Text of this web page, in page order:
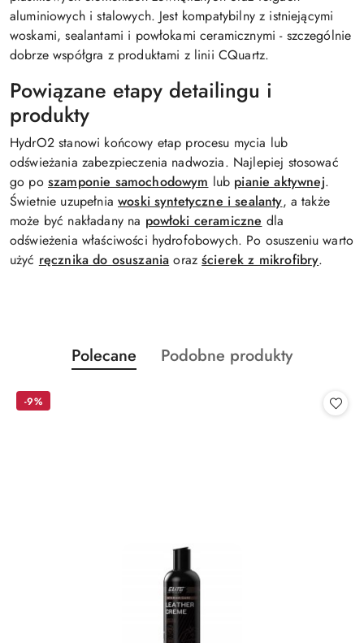
aluminiowych i stalowych. Jest kompatybilny z istniejącymi
woskami, sealantami i powłokami ceramicznymi - szczególnie
dobrze współgra z produktami z linii CQuartz.
Powiązane etapy detailingu i
produkty
HydrO2 stanowi końcowy etap procesu mycia lub
odświeżania zabezpieczenia nadwozia. Najlepiej stosować
go po szamponie samochodowym lub pianie aktywnej.
Świetnie uzupełniawoski syntetyczne i sealanty, a także
może być nakładany na powłoki ceramiczne dla
odświeżenia właściwości hydrofobowych. Po osuszeniu warto
użyć ręcznika do osuszania orazścierek z mikrofibry.
Pomiń karuzelę produktów
Produkty
o
Polecane
Produkty
Podobne produkty
-9%